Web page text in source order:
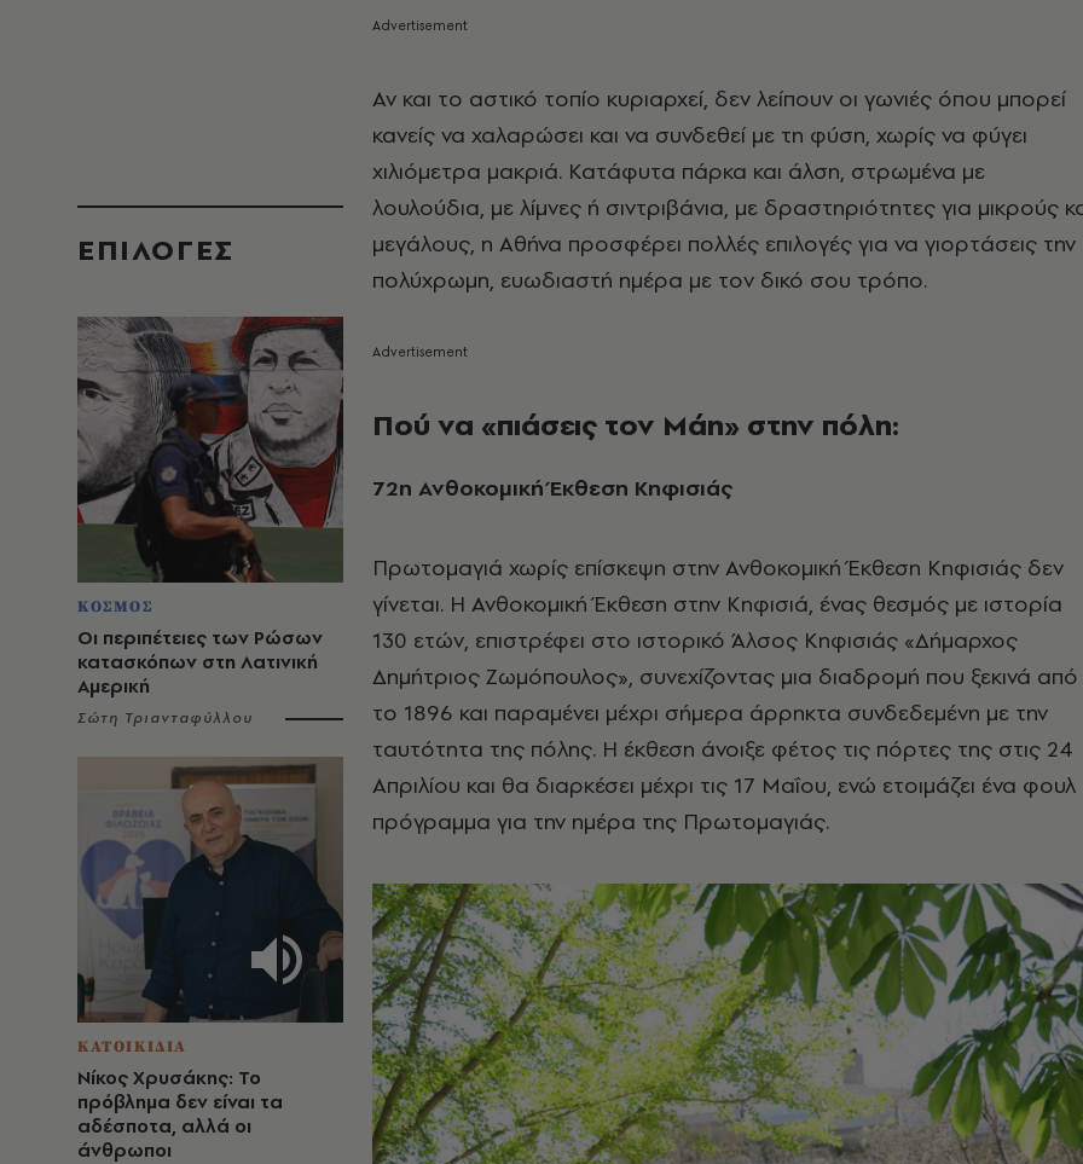
EΠΙΛΟΓΈΣ
ΚΟΣΜΟΣ
Οι περιπέτειες των Ρώσων
κατασκόπων στη Λατινική
Αμερική
Σώτη Τριανταφύλλου
ΚΑΤΟΙΚΙΔΙΑ
Νίκος Χρυσάκης: Το
πρόβλημα δεν είναι τα
αδέσποτα, αλλά οι
άνθρωποι
Αν και το αστικό τοπίο κυριαρχεί, δεν λείπουν οι γωνιές όπου μπορεί
κανείς να χαλαρώσει και να συνδεθεί με τη φύση, χωρίς να φύγει
χιλιόμετρα μακριά. Κατάφυτα πάρκα και άλση, στρωμένα με
λουλούδια, με λίμνες ή σιντριβάνια, με δραστηριότητες για μικρούς
μεγάλους, η Αθήνα προσφέρει πολλές επιλογές για να γιορτάσεις την
πολύχρωμη, ευωδιαστή ημέρα με τον δικό σου τρόπο.
Πού να «πιάσεις τον Μάη» στην πόλη:
72η Ανθοκομική Έκθεση Κηφισιάς
Πρωτομαγιά χωρίς επίσκεψη στην Ανθοκομική Έκθεση Κηφισιάς δεν
γίνεται. Η Ανθοκομική Έκθεση στην Κηφισιά, ένας θεσμός με ιστορία
130 ετών, επιστρέφει στο ιστορικό Άλσος Κηφισιάς «Δήμαρχος
Δημήτριος Ζωμόπουλος», συνεχίζοντας μια διαδρομή που ξεκινά από
το 1896 και παραμένει μέχρι σήμερα άρρηκτα συνδεδεμένη με την
ταυτότητα της πόλης. Η έκθεση άνοιξε φέτος τις πόρτες της στις 24
Απριλίου και θα διαρκέσει μέχρι τις 17 Μαΐου, ενώ ετοιμάζει ένα φουλ
πρόγραμμα για την ημέρα της Πρωτομαγιάς.